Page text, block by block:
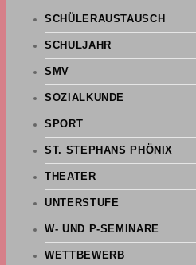
SCHÜLERAUSTAUSCH
SCHULJAHR
SMV
SOZIALKUNDE
SPORT
ST. STEPHANS PHÖNIX
THEATER
UNTERSTUFE
W- UND P-SEMINARE
WETTBEWERB